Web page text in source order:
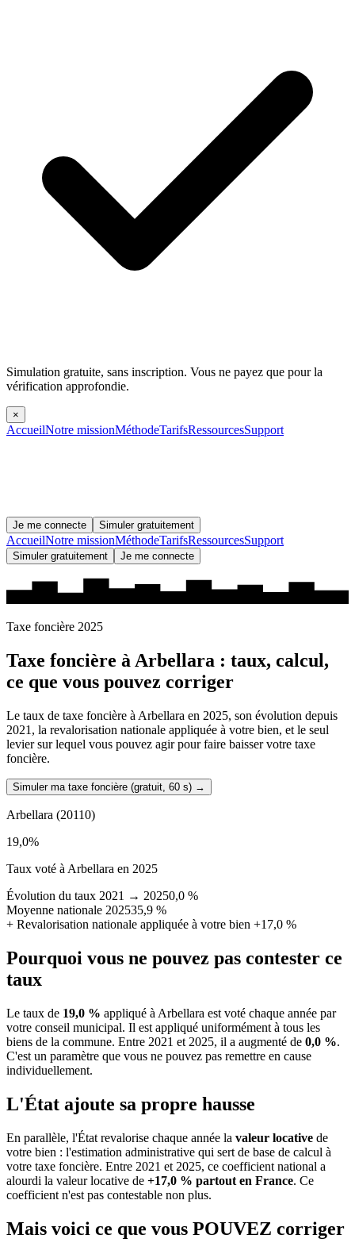
Simulation gratuite, sans inscription. Vous ne payez que pour la
vérification approfondie.
×
AccueilNotre missionMéthodeTarifsRessourcesSupport
Je me connecte Simuler gratuitement
AccueilNotre missionMéthodeTarifsRessourcesSupport
Simuler gratuitement Je me connecte
Taxe foncière 2025
Taxe foncière àArbellara : taux, calcul,
ce que vous pouvez corriger
Le taux de taxe foncière à Arbellara en 2025, son évolution depuis
2021, la revalorisation nationale appliquée à votre bien, et le seul
levier sur lequel vous pouvez agir pour faire baisser votre taxe
foncière.
Simuler ma taxe foncière (gratuit, 60 s) →
Arbellara (20110)
19,0%
Taux voté à Arbellara en 2025
Évolution du taux 2021 → 20250,0 %
Moyenne nationale 202535,9 %
+ Revalorisation nationale appliquée à votre bien +17,0 %
Pourquoi vous ne pouvez pas contester ce
taux
Le taux de 19,0 % appliqué à Arbellara est voté chaque année par
votre conseil municipal. Il est appliqué uniformément à tous les
biens de la commune. Entre 2021 et 2025, il a augmenté de 0,0 %.
C'est un paramètre que vous ne pouvez pas remettre en cause
individuellement.
L'État ajoute sa propre hausse
En parallèle, l'État revalorise chaque année la valeur locative de
votre bien : l'estimation administrative qui sert de base de calcul à
votre taxe foncière. Entre 2021 et 2025, ce coefficient national a
alourdi la valeur locative de +17,0 % partout en France. Ce
coefficient n'est pas contestable non plus.
Mais voici ce que vous POUVEZ corriger